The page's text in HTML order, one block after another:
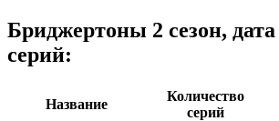
Бриджертоны 2 сезон,
серий:
Название
Количество
серий